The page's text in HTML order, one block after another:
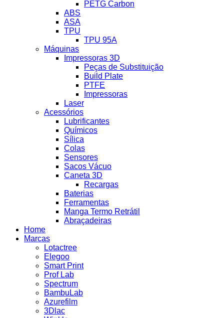
PETG Carbon
ABS
ASA
TPU
TPU 95A
Máquinas
Impressoras 3D
Peças de Substituição
Build Plate
PTFE
Impressoras
Laser
Acessórios
Lubrificantes
Químicos
Sílica
Colas
Sensores
Sacos Vácuo
Caneta 3D
Recargas
Baterias
Ferramentas
Manga Termo Retrátil
Abraçadeiras
Home
Marcas
Lotactree
Elegoo
Smart Print
Prof Lab
Spectrum
BambuLab
Azurefilm
3Dlac